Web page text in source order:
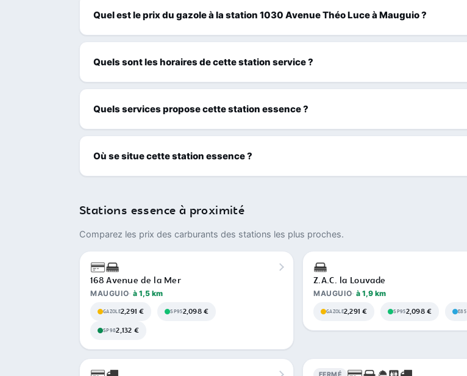
Quel est le prix du gazole à la station 1030 Avenue Théo Luce à Mauguio ?
Quels sont les horaires de cette station service ?
Quels services propose cette station essence ?
Où se situe cette station essence ?
Stations essence à proximité
Comparez les prix des carburants des stations les plus proches.
168 Avenue de la Mer
MAUGUIO à 1,5 km
GAZOLE2,291 € SP952,098 €
SP982,132 €
Z.A.C. la Louvade
MAUGUIO à 1,9 km
GAZOLE2,291 € SP952,098 € E85
FERMÉ